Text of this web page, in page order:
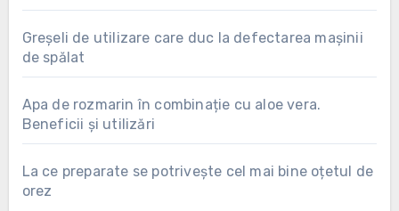
Greșeli de utilizare care duc la defectarea mașinii
de spălat
Apa de rozmarin în combinație cu aloe vera.
Beneficii și utilizări
La ce preparate se potrivește cel mai bine oțetul de
orez